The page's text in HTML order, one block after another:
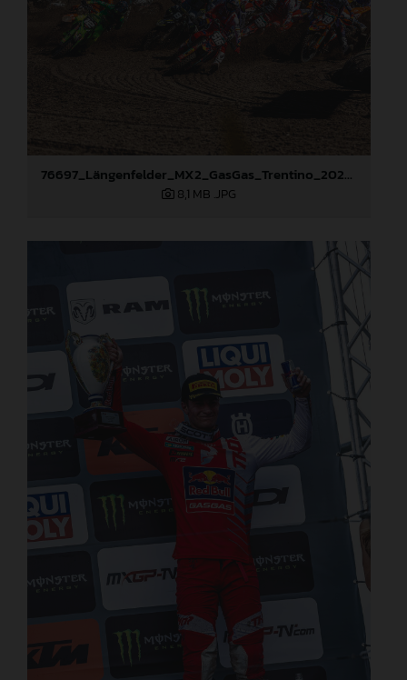
76697_Längenfelder_MX2_GasGas_Trentino_2024_22A6040
8,1 MB .JPG